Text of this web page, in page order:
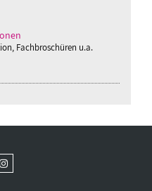
Fachbroschüren u.a.